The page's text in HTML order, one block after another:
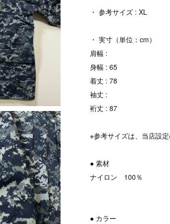
・ 参考サイズ : XL
・ 実寸（単位：cm）
肩幅 :
身幅 : 65
着丈 : 78
袖丈 :
裄丈 : 87
※参考サイズは、当店設
● 素材
ナイロン 100％
● カラー